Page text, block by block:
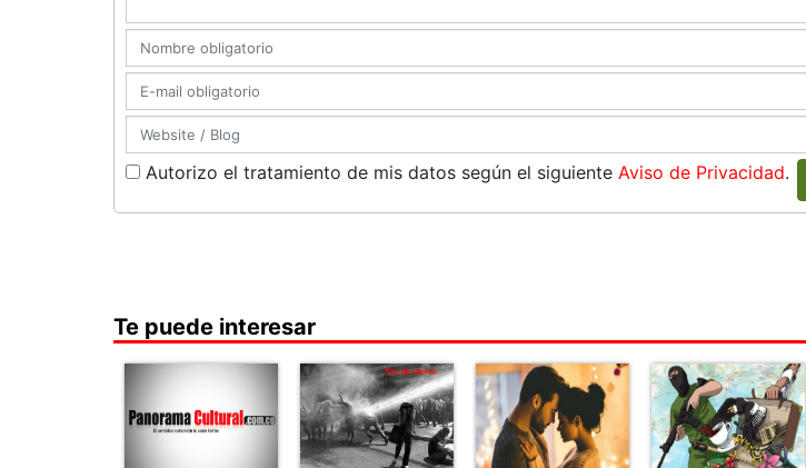
Autorizo el tratamiento de mis datos según el siguiente Aviso de Privacidad.
Te puede interesar